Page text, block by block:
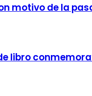
motivo de la
libro